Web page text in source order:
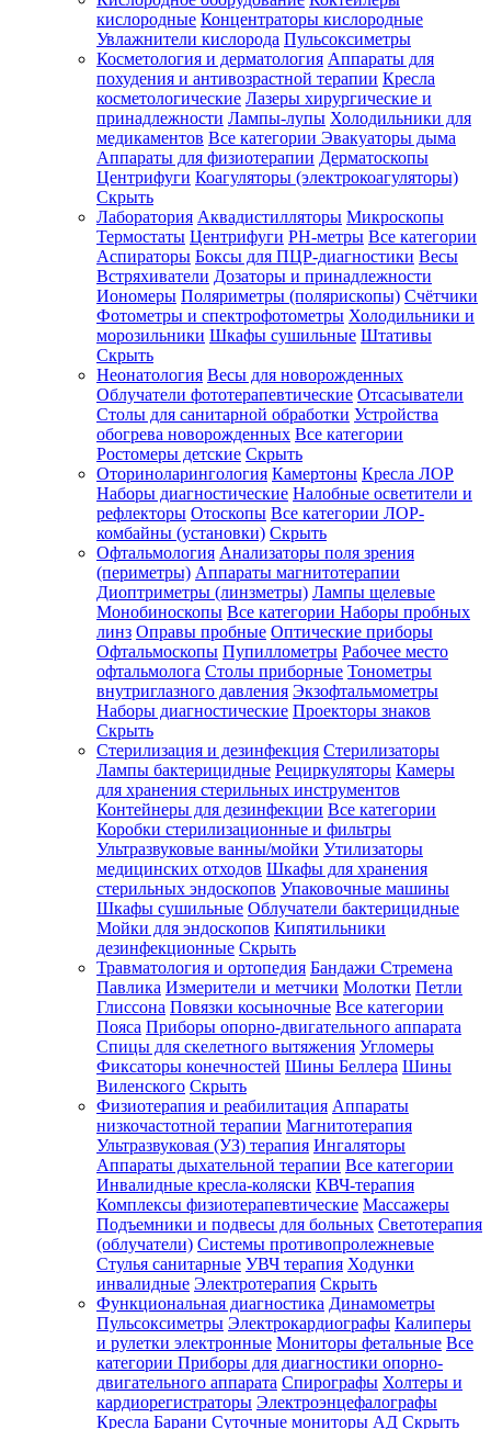
Зарегистрироваться
Зачем
регистрироваться?
Все
покупки
одном
месте
Личный
менеджер
Отслеживание
статуса
заказа
кислородные Концентраторы кислородные
Увлажнители кислорода Пульсоксиметры
Косметология и дерматология Аппараты для
похудения и антивозрастной терапии Кресла
косметологические Лазеры хирургические и
принадлежности Лампы-лупы Холодильники для
медикаментов Все категории Эвакуаторы дыма
Аппараты для физиотерапии Дерматоскопы
Центрифуги Коагуляторы (электрокоагуляторы)
Скрыть
Лаборатория Аквадистилляторы Микроскопы
Термостаты Центрифуги PH-метры Все категории
Аспираторы Боксы для ПЦР-диагностики Весы
Встряхиватели Дозаторы и принадлежности
Иономеры Поляриметры (полярископы) Счётчики
Фотометры и спектрофотометры Холодильники и
морозильники Шкафы сушильные Штативы
Скрыть
Неонатология Весы для новорожденных
Облучатели фототерапевтические Отсасыватели
Столы для санитарной обработки Устройства
обогрева новорожденных Все категории
Ростомеры детские Скрыть
Оториноларингология Камертоны Кресла ЛОР
Наборы диагностические Налобные осветители и
рефлекторы Отоскопы Все категории ЛОР-
комбайны (установки) Скрыть
Офтальмология Анализаторы поля зрения
(периметры) Аппараты магнитотерапии
Диоптриметры (линзметры) Лампы щелевые
Монобиноскопы Все категории Наборы пробных
линз Оправы пробные Оптические приборы
Офтальмоскопы Пупиллометры Рабочее место
офтальмолога Столы приборные Тонометры
внутриглазного давления Экзофтальмометры
Наборы диагностические Проекторы знаков
Скрыть
Стерилизация и дезинфекция Стерилизаторы
Лампы бактерицидные Рециркуляторы Камеры
для хранения стерильных инструментов
Контейнеры для дезинфекции Все категории
Коробки стерилизационные и фильтры
Ультразвуковые ванны/мойки Утилизаторы
медицинских отходов Шкафы для хранения
стерильных эндоскопов Упаковочные машины
Шкафы сушильные Облучатели бактерицидные
Мойки для эндоскопов Кипятильники
дезинфекционные Скрыть
Травматология и ортопедия Бандажи Стремена
Павлика Измерители и метчики Молотки Петли
Глиссона Повязки косыночные Все категории
Пояса Приборы опорно-двигательного аппарата
Спицы для скелетного вытяжения Угломеры
Фиксаторы конечностей Шины Беллера Шины
Виленского Скрыть
Физиотерапия и реабилитация Аппараты
низкочастотной терапии Магнитотерапия
Ультразвуковая (УЗ) терапия Ингаляторы
Аппараты дыхательной терапии Все категории
Инвалидные кресла-коляски КВЧ-терапия
Комплексы физиотерапевтические Массажеры
Подъемники и подвесы для больных Светотерапия
(облучатели) Системы противопролежневые
Стулья санитарные УВЧ терапия Ходунки
инвалидные Электротерапия Скрыть
Функциональная диагностика Динамометры
Пульсоксиметры Электрокардиографы Калиперы
и рулетки электронные Мониторы фетальные Все
категории Приборы для диагностики опорно-
двигательного аппарата Спирографы Холтеры и
кардиорегистраторы Электроэнцефалографы
Кресла Барани Суточные мониторы АД Скрыть